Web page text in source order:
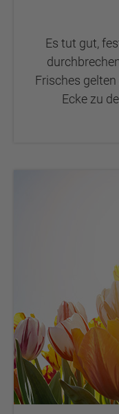
Es tut gut,
Frisches
Ecke zu